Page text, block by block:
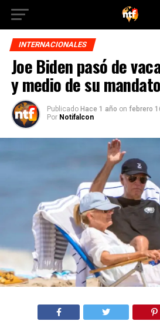
INTERNACIONALES
Joe Biden pasó de
y medio de su mandato
Publicado Hace 1 año on febrero
Por Notifalcon